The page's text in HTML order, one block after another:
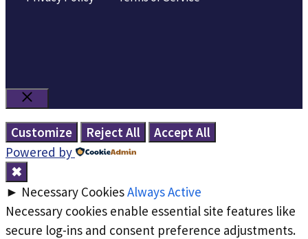
Close
Customize
Reject All
Accept All
Powered by
✖
► Necessary CookiesAlways Active
Necessary cookies enable essential site features like
secure log-ins and consent preference adjustments.